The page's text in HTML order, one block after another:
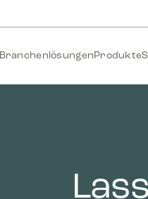
Branchenlösungen Produkte